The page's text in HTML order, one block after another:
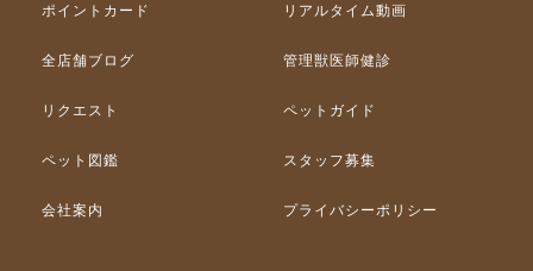
ポイントカード リアルタイム動画
全店舗ブログ 管理獣医師健診
リクエスト ペットガイド
ペット図鑑 スタッフ募集
会社案内 プライバシーポリシー